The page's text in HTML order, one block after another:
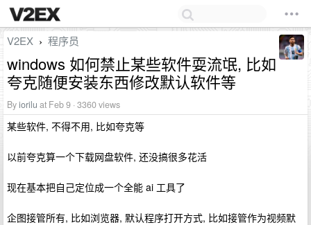
V2EX › 程序员
windows 如何禁止某些软件耍流氓, 比如
夸克随便安装东西修改默认软件等
Byiorilu at Feb 9 · 3360 views
某些软件, 不得不用, 比如夸克等
以前夸克算一个下载网盘软件, 还没搞很多花活
现在基本把自己定位成一个全能 ai 工具了
企图接管所有, 比如浏览器, 默认程序打开方式, 比如接管作为视频默